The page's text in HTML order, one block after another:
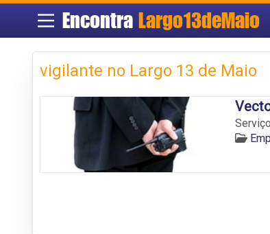
Encontra Largo13deMaio
vigilante no Largo 13 de Maio